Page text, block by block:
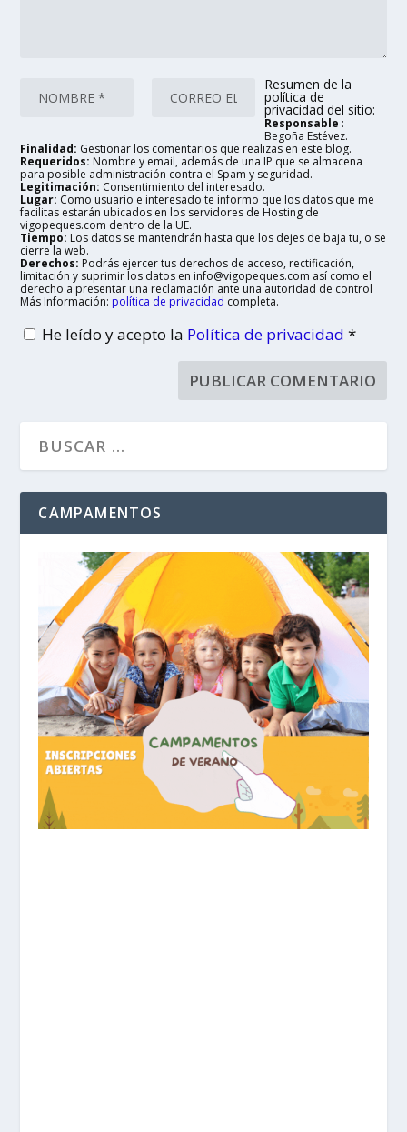
Resumen de la
política de
privacidad del sitio:
Responsable :
Begoña Estévez.
Finalidad: Gestionar los comentarios que realizas en este blog.
Requeridos: Nombre y email, además de una IP que se almacena
para posible administración contra el Spam y seguridad.
Legitimación: Consentimiento del interesado.
Lugar: Como usuario e interesado te informo que los datos que me
facilitas estarán ubicados en los servidores de Hosting de
vigopeques.com dentro de la UE.
Tiempo: Los datos se mantendrán hasta que los dejes de baja tu, o se
cierre la web.
Derechos: Podrás ejercer tus derechos de acceso, rectificación,
limitación y suprimir los datos en info@vigopeques.com así como el
derecho a presentar una reclamación ante una autoridad de control
Más Información: política de privacidad completa.
He leído y acepto la Política de privacidad*
CAMPAMENTOS